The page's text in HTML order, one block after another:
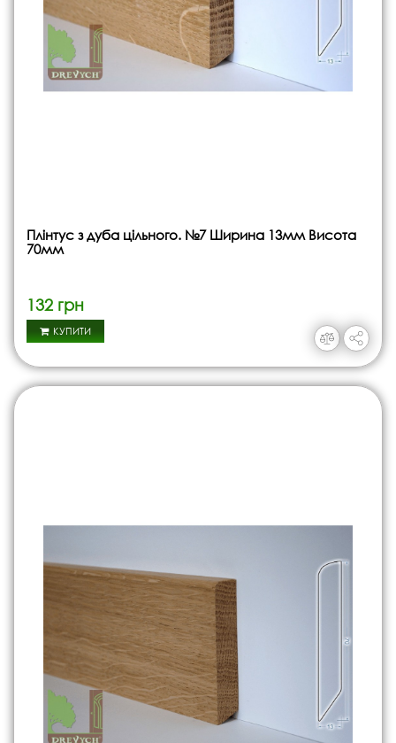
Плінтус з дуба цільного. №7 Ширина 13мм Висота
70мм
132 грн
КУПИТИ